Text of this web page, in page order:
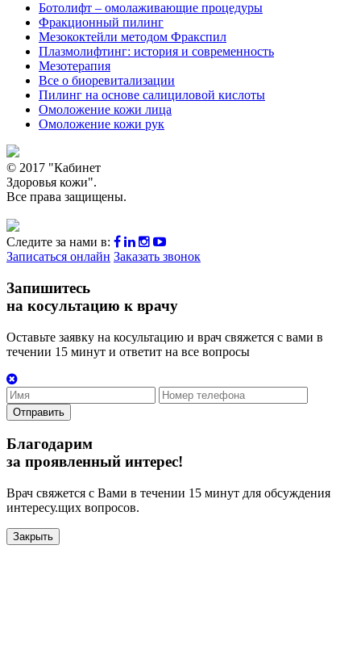
Ботолифт – омолаживающие процедуры
Фракционный пилинг
Мезококтейли методом Фракспил
Плазмолифтинг: история и современность
Мезотерапия
Все о биоревитализации
Пилинг на основе салициловой кислоты
Омоложение кожи лица
Омоложение кожи рук
© 2017 "Кабинет
Здоровья кожи".
Все права защищены.
Следите за нами в:
Записаться онлайн Заказать звонок
Запишитесь
на косультацию к врачу
Оставьте заявку на косультацию и врач свяжется с вами в
течении 15 минут и ответит на все вопросы
Отправить
Благодарим
за проявленный интерес!
Врач свяжется с Вами в течении 15 минут для обсуждения
интересу.щих вопросов.
Закрыть